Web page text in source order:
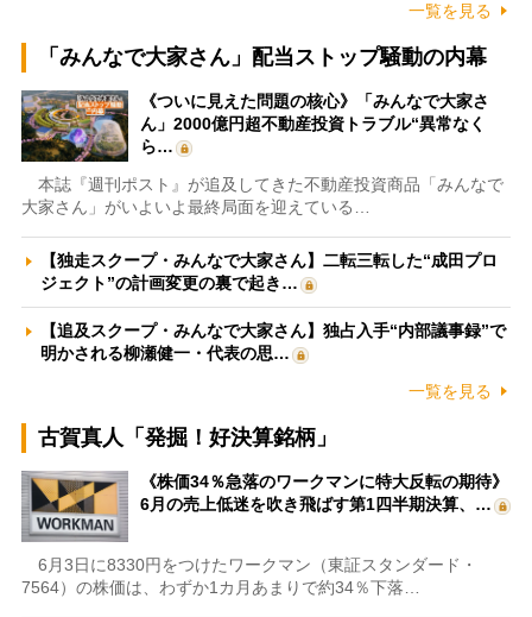
一覧を見る
「みんなで大家さん」配当ストップ騒動の内幕
《ついに見えた問題の核心》「みんなで大家さ
ん」2000億円超不動産投資トラブル“異常なく
ら…
本誌『週刊ポスト』が追及してきた不動産投資商品「みんなで
大家さん」がいよいよ最終局面を迎えている…
【独走スクープ・みんなで大家さん】二転三転した“成田プロ
ジェクト”の計画変更の裏で起き…
【追及スクープ・みんなで大家さん】独占入手“内部議事録”で
明かされる柳瀬健一・代表の思…
一覧を見る
古賀真人「発掘！好決算銘柄」
《株価34％急落のワークマンに特大反転の期待》
6月の売上低迷を吹き飛ばす第1四半期決算、…
6月3日に8330円をつけたワークマン（東証スタンダード・
7564）の株価は、わずか1カ月あまりで約34％下落…